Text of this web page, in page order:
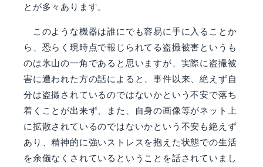
とが多々あります。
このような機器は誰にでも容易に手に入ることか
ら、恐らく現時点で報じられてる盗撮被害というも
のは氷山の一角であると思いますが、実際に盗撮被
害に遭われた方の話によると、事件以来、絶えず自
分は盗撮されているのではないかという不安で落ち
着くことが出来ず、また、自身の画像等がネット上
に拡散されているのではないかという不安も絶えず
あり、精神的に強いストレスを抱えた状態での生活
を余儀なくされているということを話されていまし